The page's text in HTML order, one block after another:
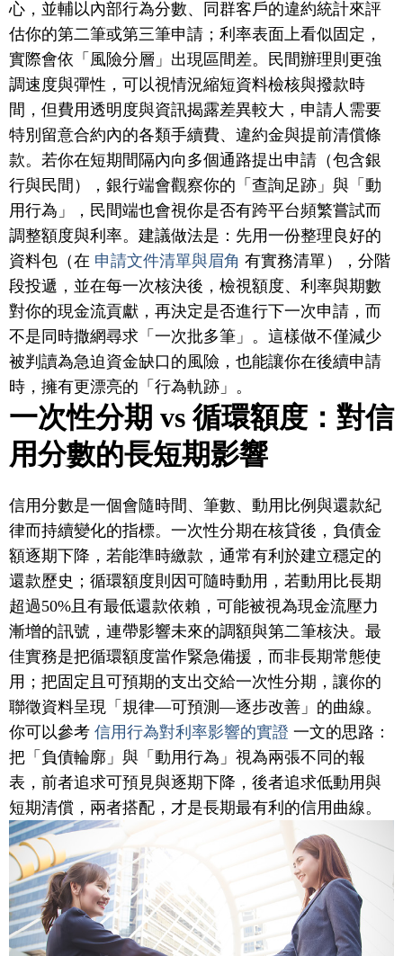
心，並輔以內部行為分數、同群客戶的違約統計來評
估你的第二筆或第三筆申請；利率表面上看似固定，
實際會依「風險分層」出現區間差。民間辦理則更強
調速度與彈性，可以視情況縮短資料檢核與撥款時
間，但費用透明度與資訊揭露差異較大，申請人需要
特別留意合約內的各類手續費、違約金與提前清償條
款。若你在短期間隔內向多個通路提出申請（包含銀
行與民間），銀行端會觀察你的「查詢足跡」與「動
用行為」，民間端也會視你是否有跨平台頻繁嘗試而
調整額度與利率。建議做法是：先用一份整理良好的
資料包（在 申請文件清單與眉角 有實務清單），分階
段投遞，並在每一次核決後，檢視額度、利率與期數
對你的現金流貢獻，再決定是否進行下一次申請，而
不是同時撒網尋求「一次批多筆」。這樣做不僅減少
被判讀為急迫資金缺口的風險，也能讓你在後續申請
時，擁有更漂亮的「行為軌跡」。
一次性分期 vs 循環額度：對信
用分數的長短期影響
信用分數是一個會隨時間、筆數、動用比例與還款紀
律而持續變化的指標。一次性分期在核貸後，負債金
額逐期下降，若能準時繳款，通常有利於建立穩定的
還款歷史；循環額度則因可隨時動用，若動用比長期
超過50%且有最低還款依賴，可能被視為現金流壓力
漸增的訊號，連帶影響未來的調額與第二筆核決。最
佳實務是把循環額度當作緊急備援，而非長期常態使
用；把固定且可預期的支出交給一次性分期，讓你的
聯徵資料呈現「規律—可預測—逐步改善」的曲線。
你可以參考 信用行為對利率影響的實證 一文的思路：
把「負債輪廓」與「動用行為」視為兩張不同的報
表，前者追求可預見與逐期下降，後者追求低動用與
短期清償，兩者搭配，才是長期最有利的信用曲線。